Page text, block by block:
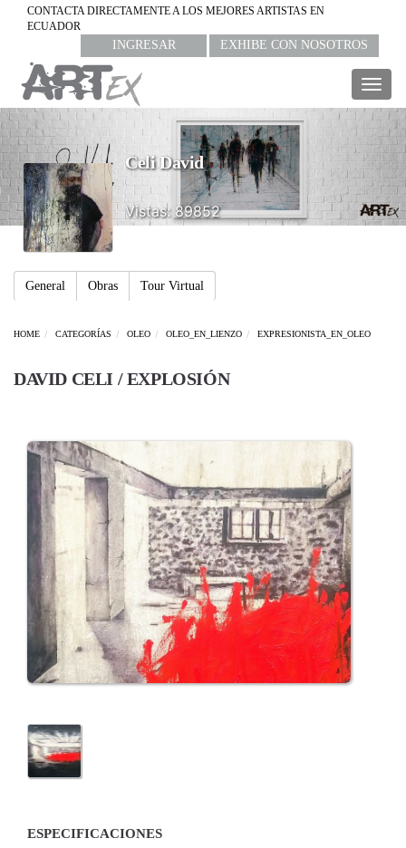
CONTACTA DIRECTAMENTE A LOS MEJORES ARTISTAS EN
ECUADOR
INGRESAR EXHIBE CON NOSOTROS
Celi David
Vistas: 89852
General Obras Tour Virtual
HOME CATEGORÍAS OLEO OLEO_EN_LIENZO EXPRESIONISTA_EN_OLEO
DAVID CELI / EXPLOSIÓN
ESPECIFICACIONES